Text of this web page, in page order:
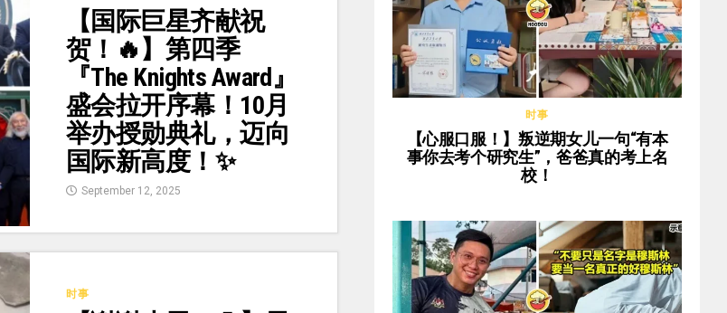
【国际巨星齐献祝
贺！🔥】第四季
『The Knights Award』
盛会拉开序幕！10月
举办授勋典礼，迈向
国际新高度！✨
September 12, 2025
时事
时事
【心服口服！】叛逆期女儿一句“有本
事你去考个研究生”，爸爸真的考上名
校！